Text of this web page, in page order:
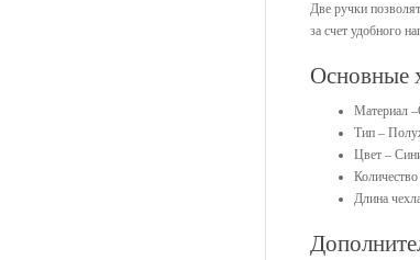
Две ручки
за счет удобного
Основные
Материал –
Тип –
Цвет –
Длина